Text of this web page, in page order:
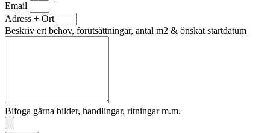
Email
Adress + Ort
Beskriv ert behov, förutsättningar, antal m2 & önskat startdatum
Bifoga gärna bilder, handlingar, ritningar m.m.